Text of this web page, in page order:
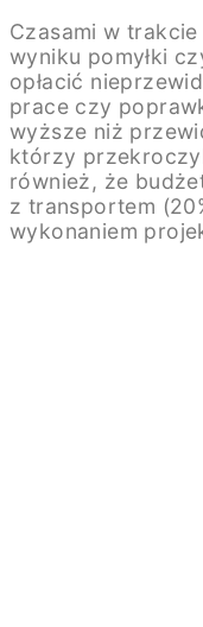
Czasami w
wyniku pomyłki
opłacić
prace czy
wyższe niż
którzy
również, że
z transportem
wykonaniem